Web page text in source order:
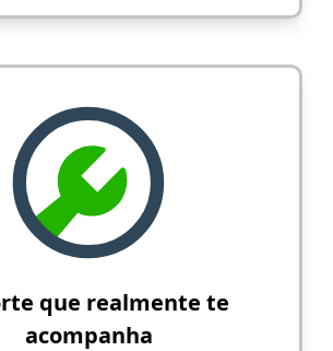
que realmente te
acompanha